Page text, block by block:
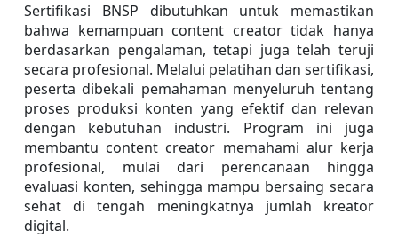
Sertifikasi BNSP dibutuhkan untuk memastikan
bahwa kemampuan content creator tidak hanya
berdasarkan pengalaman, tetapi juga telah teruji
secara profesional. Melalui pelatihan dan sertifikasi,
peserta dibekali pemahaman menyeluruh tentang
proses produksi konten yang efektif dan relevan
dengan kebutuhan industri. Program ini juga
membantu content creator memahami alur kerja
profesional, mulai dari perencanaan hingga
evaluasi konten, sehingga mampu bersaing secara
sehat di tengah meningkatnya jumlah kreator
digital.